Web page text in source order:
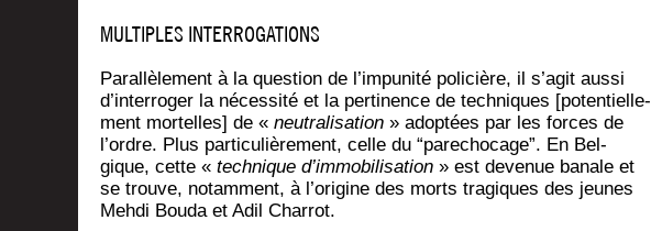
MULTIPLES INTERROGATIONS
Paral­lè­le­ment à la ques­tion de l’impunité poli­cière, il s’agit aus­si
d’interroger la néces­si­té et la per­ti­nence de tech­niques [poten­tiel­le­
ment mor­telles] de « neu­tra­li­sa­tion» adop­tées par les forces de
l’ordre. Plus par­ti­cu­liè­re­ment, celle du “pare­cho­cage”. En Bel­
gique, cette « tech­nique d’immobilisation» est deve­nue banale et
se trouve, notam­ment, à l’origine des morts tra­giques des jeunes
Meh­di Bou­da et Adil Charrot.